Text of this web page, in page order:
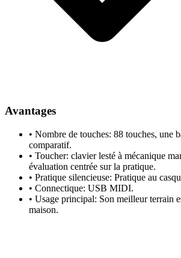
Avantages
• Nombre de touches: 88 touches, une
comparatif.
• Toucher: clavier lesté à mécanique
évaluation centrée sur la pratique.
• Pratique silencieuse: Pratique au
• Connectique: USB MIDI.
• Usage principal: Son meilleur terrain
maison.